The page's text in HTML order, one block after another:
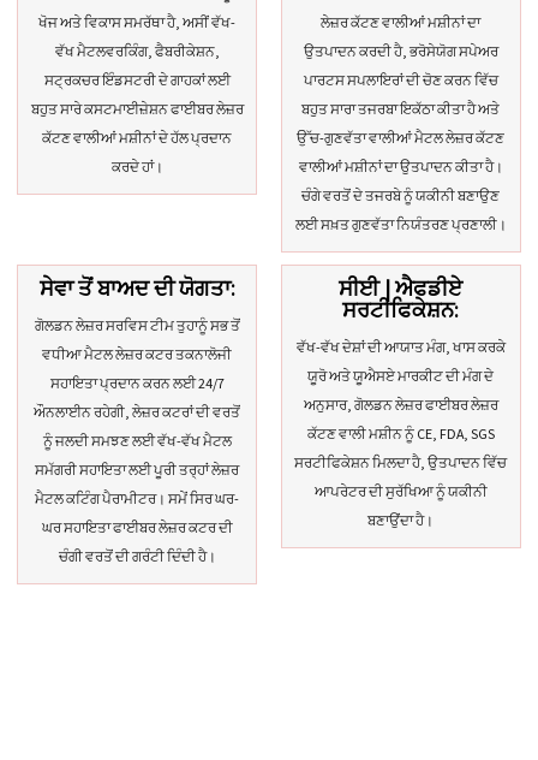
ਖੋਜ ਅਤੇ ਵਿਕਾਸ ਸਮਰੱਥਾ ਹੈ, ਅਸੀਂ ਵੱਖ-
ਵੱਖ ਮੈਟਲਵਰਕਿੰਗ, ਫੈਬਰੀਕੇਸ਼ਨ,
ਸਟ੍ਰਕਚਰ ਇੰਡਸਟਰੀ ਦੇ ਗਾਹਕਾਂ ਲਈ
ਬਹੁਤ ਸਾਰੇ ਕਸਟਮਾਈਜ਼ੇਸ਼ਨ ਫਾਈਬਰ ਲੇਜ਼ਰ
ਕੱਟਣ ਵਾਲੀਆਂ ਮਸ਼ੀਨਾਂ ਦੇ ਹੱਲ ਪ੍ਰਦਾਨ
ਕਰਦੇ ਹਾਂ।
ਲੇਜ਼ਰ ਕੱਟਣ ਵਾਲੀਆਂ ਮਸ਼ੀਨਾਂ ਦਾ
ਉਤਪਾਦਨ ਕਰਦੀ ਹੈ, ਭਰੋਸੇਯੋਗ ਸਪੇਅਰ
ਪਾਰਟਸ ਸਪਲਾਇਰਾਂ ਦੀ ਚੋਣ ਕਰਨ ਵਿੱਚ
ਬਹੁਤ ਸਾਰਾ ਤਜਰਬਾ ਇਕੱਠਾ ਕੀਤਾ ਹੈ ਅਤੇ
ਉੱਚ-ਗੁਣਵੱਤਾ ਵਾਲੀਆਂ ਮੈਟਲ ਲੇਜ਼ਰ ਕੱਟਣ
ਵਾਲੀਆਂ ਮਸ਼ੀਨਾਂ ਦਾ ਉਤਪਾਦਨ ਕੀਤਾ ਹੈ।
ਚੰਗੇ ਵਰਤੋਂ ਦੇ ਤਜਰਬੇ ਨੂੰ ਯਕੀਨੀ ਬਣਾਉਣ
ਲਈ ਸਖ਼ਤ ਗੁਣਵੱਤਾ ਨਿਯੰਤਰਣ ਪ੍ਰਣਾਲੀ।
ਸੇਵਾ ਤੋਂ ਬਾਅਦ ਦੀ ਯੋਗਤਾ:
ਗੋਲਡਨ ਲੇਜ਼ਰ ਸਰਵਿਸ ਟੀਮ ਤੁਹਾਨੂੰ ਸਭ ਤੋਂ
ਵਧੀਆ ਮੈਟਲ ਲੇਜ਼ਰ ਕਟਰ ਤਕਨਾਲੋਜੀ
ਸਹਾਇਤਾ ਪ੍ਰਦਾਨ ਕਰਨ ਲਈ 24/7
ਔਨਲਾਈਨ ਰਹੇਗੀ, ਲੇਜ਼ਰ ਕਟਰਾਂ ਦੀ ਵਰਤੋਂ
ਨੂੰ ਜਲਦੀ ਸਮਝਣ ਲਈ ਵੱਖ-ਵੱਖ ਮੈਟਲ
ਸਮੱਗਰੀ ਸਹਾਇਤਾ ਲਈ ਪੂਰੀ ਤਰ੍ਹਾਂ ਲੇਜ਼ਰ
ਮੈਟਲ ਕਟਿੰਗ ਪੈਰਾਮੀਟਰ। ਸਮੇਂ ਸਿਰ ਘਰ-
ਘਰ ਸਹਾਇਤਾ ਫਾਈਬਰ ਲੇਜ਼ਰ ਕਟਰ ਦੀ
ਚੰਗੀ ਵਰਤੋਂ ਦੀ ਗਰੰਟੀ ਦਿੰਦੀ ਹੈ।
ਸੀਈ | ਐਫਡੀਏ
ਸਰਟੀਫਿਕੇਸ਼ਨ:
ਵੱਖ-ਵੱਖ ਦੇਸ਼ਾਂ ਦੀ ਆਯਾਤ ਮੰਗ, ਖਾਸ ਕਰਕੇ
ਯੂਰੋ ਅਤੇ ਯੂਐਸਏ ਮਾਰਕੀਟ ਦੀ ਮੰਗ ਦੇ
ਅਨੁਸਾਰ, ਗੋਲਡਨ ਲੇਜ਼ਰ ਫਾਈਬਰ ਲੇਜ਼ਰ
ਕੱਟਣ ਵਾਲੀ ਮਸ਼ੀਨ ਨੂੰ CE, FDA, SGS
ਸਰਟੀਫਿਕੇਸ਼ਨ ਮਿਲਦਾ ਹੈ, ਉਤਪਾਦਨ ਵਿੱਚ
ਆਪਰੇਟਰ ਦੀ ਸੁਰੱਖਿਆ ਨੂੰ ਯਕੀਨੀ
ਬਣਾਉਂਦਾ ਹੈ।